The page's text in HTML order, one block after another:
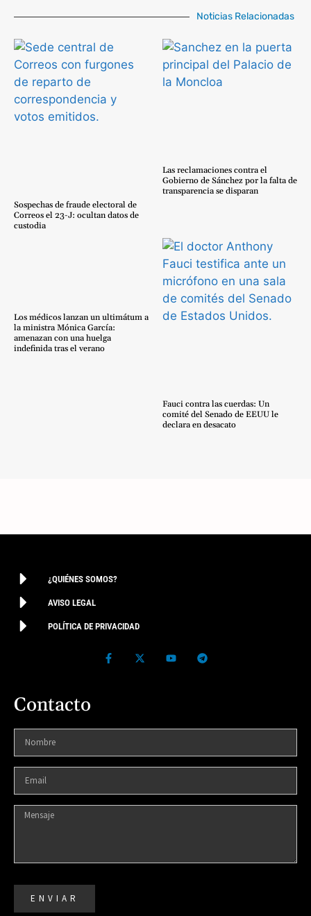
Noticias Relacionadas
Sospechas de fraude electoral de
Correos el 23-J: ocultan datos de
custodia
Las reclamaciones contra el
Gobierno de Sánchez por la falta de
transparencia se disparan
Los médicos lanzan un ultimátum a
la ministra Mónica García:
amenazan con una huelga
indefinida tras el verano
Fauci contra las cuerdas: Un
comité del Senado de EEUU le
declara en desacato
¿QUIÉNES SOMOS?
AVISO LEGAL
POLÍTICA DE PRIVACIDAD
Contacto
ENVIAR